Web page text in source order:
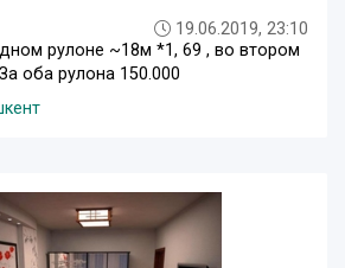
19.06.2019, 23:10
рулоне ~18м *1, 69 , во втором
оба рулона 150.000